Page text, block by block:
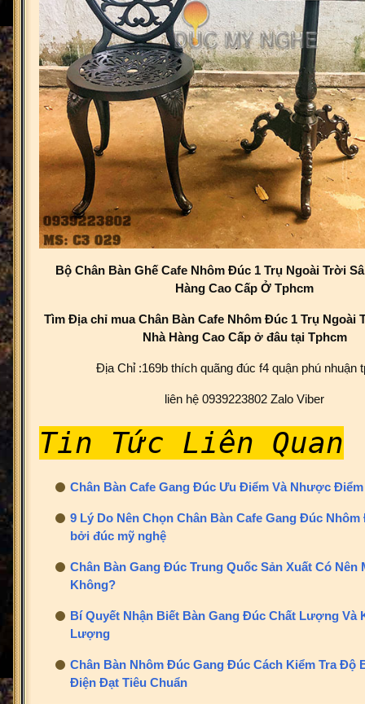
Bộ Chân Bàn Ghế Cafe Nhôm Đúc 1 Trụ Ngoài Trời
Hàng Cao Cấp Ở Tphcm
Tìm Địa chỉ mua Chân Bàn Cafe Nhôm Đúc 1 Trụ Ngoài
Nhà Hàng Cao Cấp ở đâu tại Tphcm
Địa Chỉ :169b thích quãng đúc f4 quận phú nhuận
liên hệ 0939223802 Zalo Viber
Tin Tức Liên Quan
Chân Bàn Cafe Gang Đúc Ưu Điểm Và Nhược
9 Lý Do Nên Chọn Chân Bàn Cafe Gang Đúc
bởi đúc mỹ nghệ
Chân Bàn Gang Đúc Trung Quốc Sản Xuất Có Nên
Không?
Bí Quyết Nhận Biết Bàn Gang Đúc Chất Lượng Và
Lượng
Chân Bàn Nhôm Đúc Gang Đúc Cách Kiểm Tra Độ
Điện Đạt Tiêu Chuẩn